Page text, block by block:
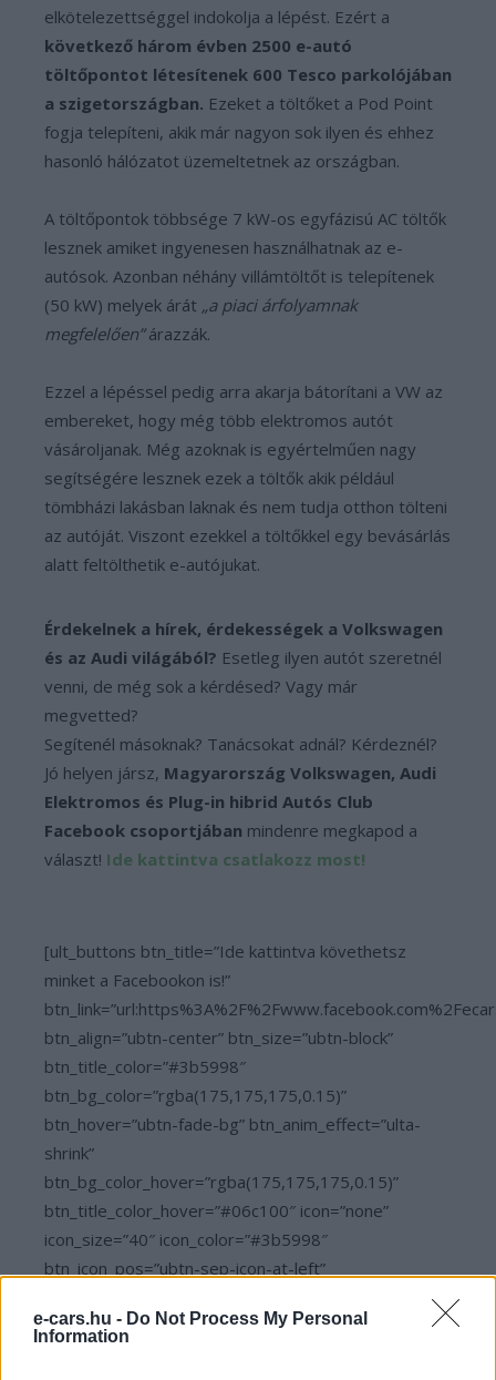
e-cars.hu - Do Not Process My Personal
Information
elkötelezettséggel indokolja a lépést. Ezért a
következő három évben 2500 e-autó
töltőpontot létesítenek 600 Tesco parkolójában
a szigetországban. Ezeket a töltőket a Pod Point
fogja telepíteni, akik már nagyon sok ilyen és ehhez
hasonló hálózatot üzemeltetnek az országban.
A töltőpontok többsége 7 kW-os egyfázisú AC töltők
lesznek amiket ingyenesen használhatnak az e-
autósok. Azonban néhány villámtöltőt is telepítenek
(50 kW) melyek árát „a piaci árfolyamnak
megfelelően”árazzák.
Ezzel a lépéssel pedig arra akarja bátorítani a VW az
embereket, hogy még több elektromos autót
vásároljanak. Még azoknak is egyértelműen nagy
segítségére lesznek ezek a töltők akik például
tömbházi lakásban laknak és nem tudja otthon tölteni
az autóját. Viszont ezekkel a töltőkkel egy bevásárlás
alatt feltölthetik e-autójukat.
Érdekelnek a hírek, érdekességek a Volkswagen
és az Audi világából? Esetleg ilyen autót szeretnél
venni, de még sok a kérdésed? Vagy már
megvetted?
Segítenél másoknak? Tanácsokat adnál? Kérdeznél?
Jó helyen jársz, Magyarország Volkswagen, Audi
Elektromos és Plug-in hibrid Autós Club
Facebook csoportjában mindenre megkapod a
választ! Ide kattintva csatlakozz most!
[ult_buttons btn_title=”Ide kattintva követhetsz
minket a Facebookon is!”
btn_align=”ubtn-center” btn_size=”ubtn-block”
btn_title_color=”#3b5998″
btn_bg_color=”rgba(175,175,175,0.15)”
btn_hover=”ubtn-fade-bg” btn_anim_effect=”ulta-
shrink”
btn_bg_color_hover=”rgba(175,175,175,0.15)”
btn_title_color_hover=”#06c100″ icon=”none”
icon_size=”40″ icon_color=”#3b5998″
btn_icon_pos=”ubtn-sep-icon-at-left”
btn_shadow_color=”#3b5998″